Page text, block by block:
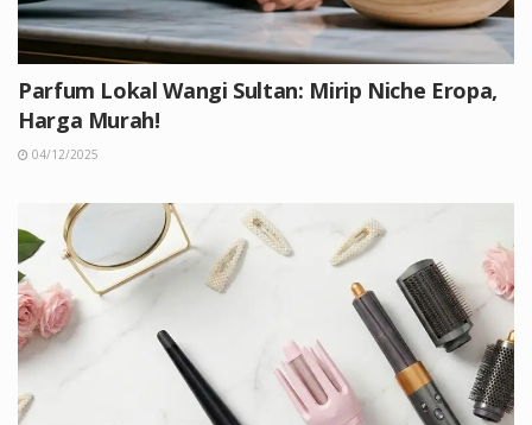
Parfum Lokal Wangi Sultan: Mirip Niche Eropa,
Harga Murah!
04/12/2025